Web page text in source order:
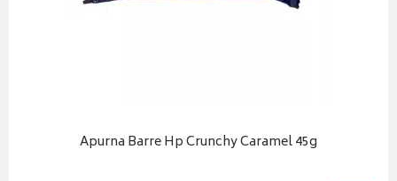
Apurna Barre Hp Crunchy Caramel 45g